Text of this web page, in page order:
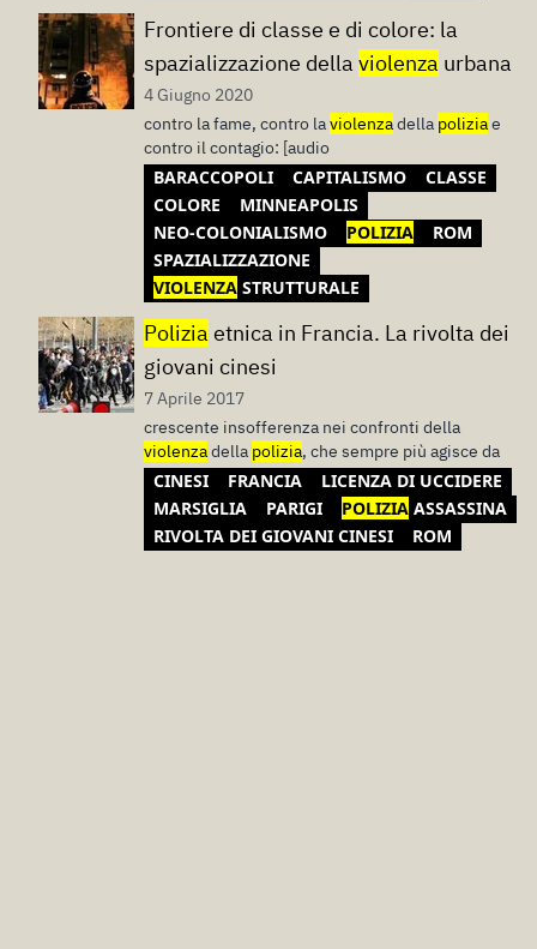
Frontiere di classe e di colore: la
spazializzazione della violenza urbana
4 Giugno 2020
contro la fame, contro laviolenzadella poliziae
contro il contagio: [audio
BARACCOPOLI CAPITALISMO
CLASSE
COLORE
MINNEAPOLIS
NEO-COLONIALISMO
POLIZIA
ROM
SPAZIALIZZAZIONE
VIOLENZA STRUTTURALE
Poliziaetnica in Francia. La rivolta dei
giovani cinesi
7 Aprile 2017
crescente insofferenza nei confronti della
violenzadella polizia, che sempre più agisce da
CINESI FRANCIA
LICENZA DI UCCIDERE
MARSIGLIA
PARIGI POLIZIA ASSASSINA
RIVOLTA DEI GIOVANI CINESI
ROM